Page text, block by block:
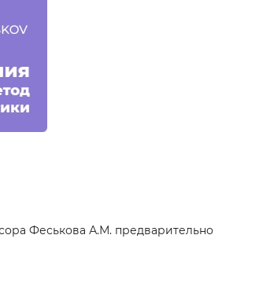
Феськова А.М. предварительно